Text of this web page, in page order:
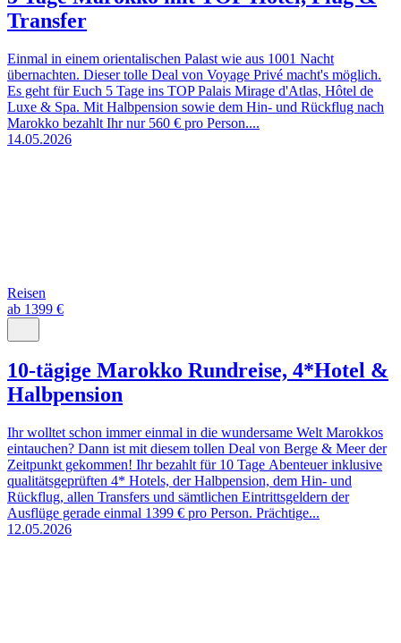
Transfer
Einmal in einem orientalischen Palast wie aus 1001 Nacht
übernachten. Dieser tolle Deal von Voyage Privé macht's möglich.
Es geht für Euch 5 Tage ins TOP Palais Mirage d'Atlas, Hôtel de
Luxe & Spa. Mit Halbpension sowie dem Hin- und Rückflug nach
Marokko bezahlt Ihr nur 560 € pro Person....
14.05.2026
Reisen
ab 1399 €
10-tägige Marokko Rundreise, 4*Hotel &
Halbpension
Ihr wolltet schon immer einmal in die wundersame Welt Marokkos
eintauchen? Dann ist mit diesem tollen Deal von Berge & Meer der
Zeitpunkt gekommen! Ihr bezahlt für 10 Tage Abenteuer inklusive
qualitätsgeprüften 4* Hotels, der Halbpension, dem Hin- und
Rückflug, allen Transfers und sämtlichen Eintrittsgeldern der
Ausflüge gerade einmal 1399 € pro Person. Prächtige...
12.05.2026